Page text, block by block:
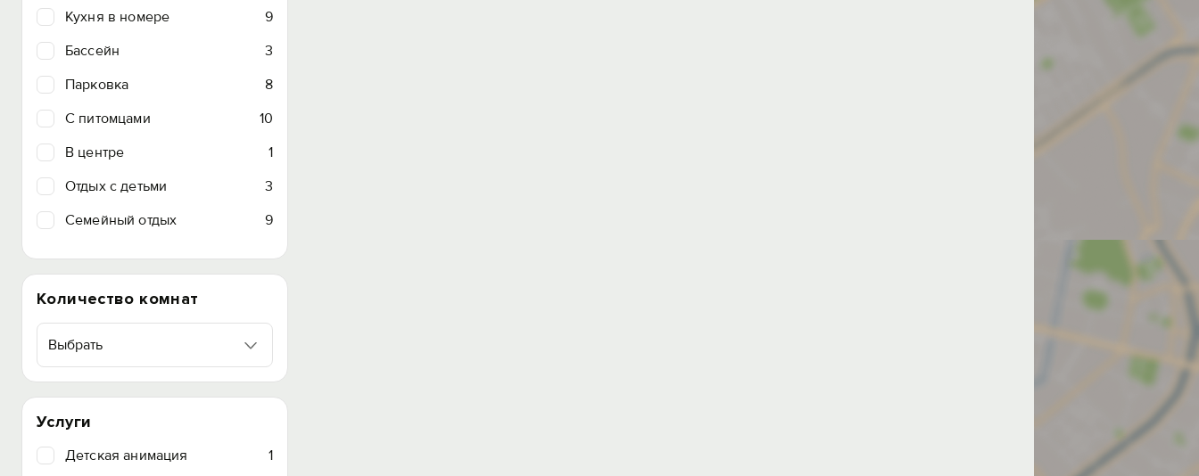
Кухня в номере
9
Бассейн
3
Парковка
8
C питомцами
10
В центре
1
Отдых с детьми
3
Семейный отдых
9
Количество комнат
Выбрать
Услуги
Детская анимация
1